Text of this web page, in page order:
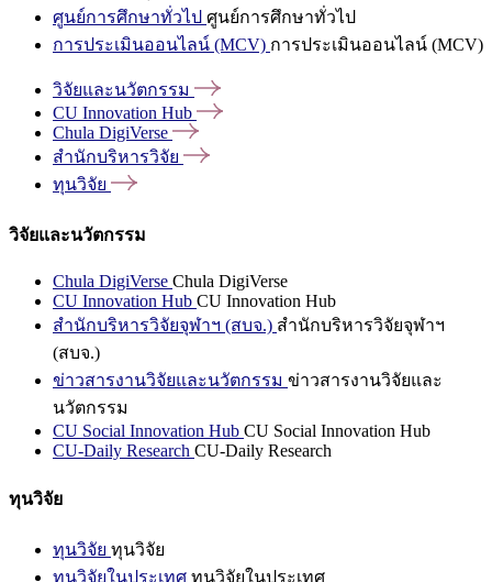
ศูนย์การศึกษาทั่วไป ศูนย์การศึกษาทั่วไป
การประเมินออนไลน์ (MCV) การประเมินออนไลน์ (MCV)
วิจัยและนวัตกรรม
CU Innovation Hub
Chula DigiVerse
สำนักบริหารวิจัย
ทุนวิจัย
วิจัยและนวัตกรรม
Chula DigiVerse Chula DigiVerse
CU Innovation Hub CU Innovation Hub
สำนักบริหารวิจัยจุฬาฯ (สบจ.) สำนักบริหารวิจัยจุฬาฯ
(สบจ.)
ข่าวสารงานวิจัยและนวัตกรรม ข่าวสารงานวิจัยและ
นวัตกรรม
CU Social Innovation Hub CU Social Innovation Hub
CU-Daily Research CU-Daily Research
ทุนวิจัย
ทุนวิจัย ทุนวิจัย
ทุนวิจัยในประเทศ ทุนวิจัยในประเทศ